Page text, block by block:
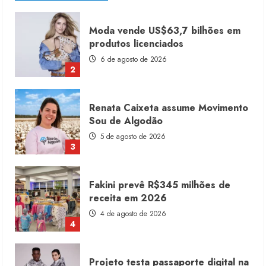
3
Renata Caixeta assume Movimento
Sou de Algodão
5 de agosto de 2026
4
Fakini prevê R$345 milhões de
receita em 2026
4 de agosto de 2026
5
Projeto testa passaporte digital na
moda nacional
4 de agosto de 2026
Dia dos Pais reforça retomada da